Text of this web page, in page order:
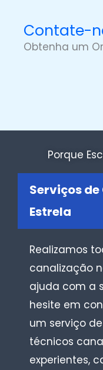
Contate-
Obtenha um
Porque
Serviços
Estrela
Realizamos
canalização
ajuda com a
hesite em
um serviço
técnicos
experientes,